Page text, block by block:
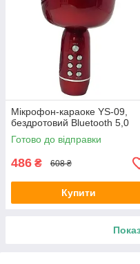
Мікрофон-караоке YS-09,
бездротовий Bluetooth 5,0
Готово до відправки
486 ₴ 608 ₴
Купити